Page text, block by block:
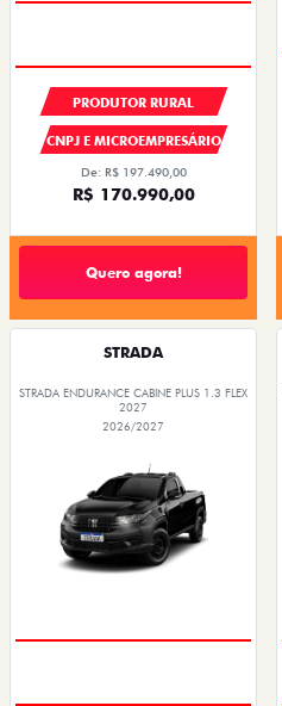
PRODUTOR RURAL
CNPJ E MICROEMPRESÁRIO
De: R$ 197.490,00
R$ 170.990,00
Quero agora!
STRADA
STRADA ENDURANCE CABINE PLUS 1.3 FLEX
2027
2026/2027